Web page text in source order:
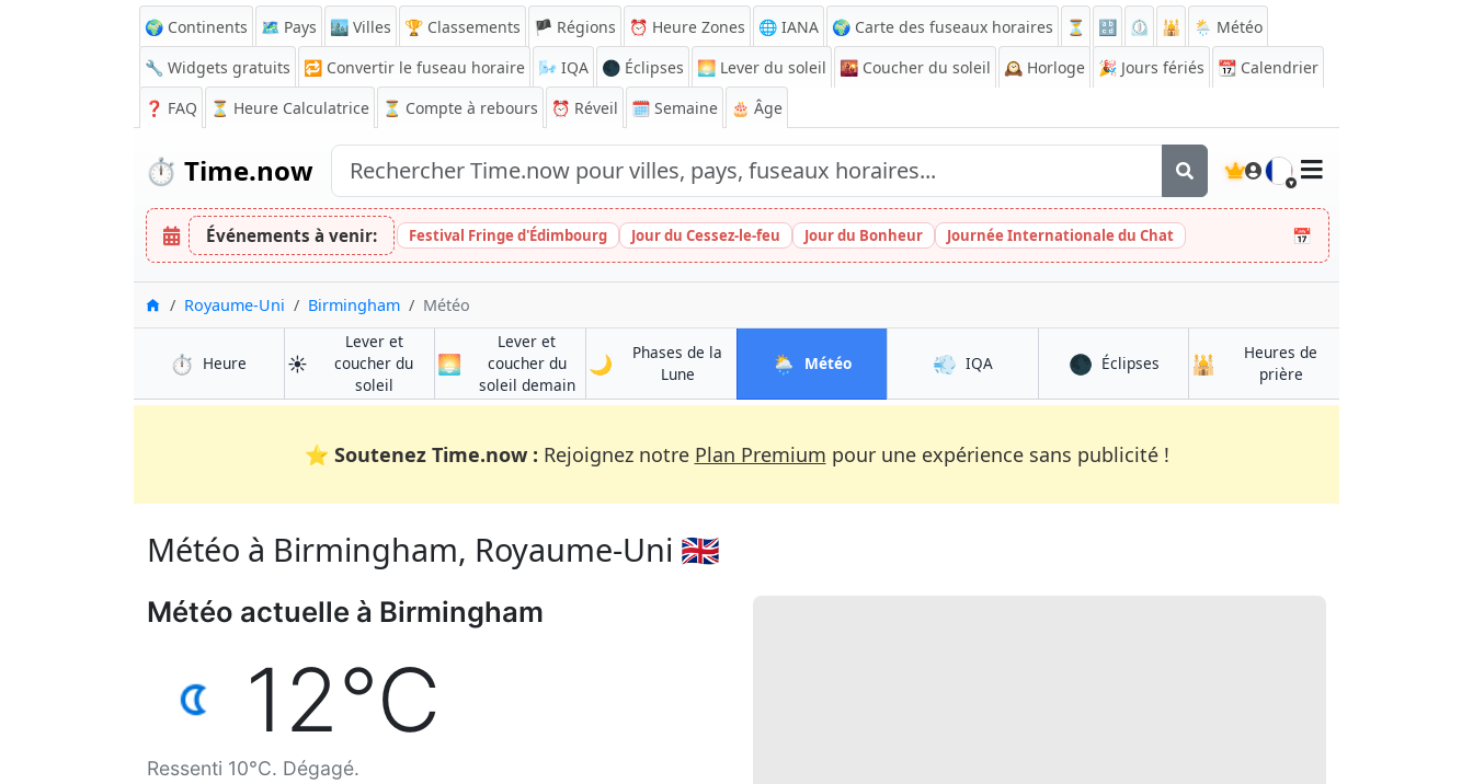
🌍 Continents 🗺️ Pays 🏙️ Villes 🏆 Classements 🏴 Régions ⏰ Heure Zones 🌐 IANA 🌍 Carte des fuseaux horaires ⏳ 🔡 ⏲️ 🕌
🌦️ Météo
🔧 Widgets gratuits
🔁 Convertir le fuseau horaire 🌬️ IQA 🌑 Éclipses 🌅 Lever du soleil 🌇 Coucher du soleil 🕰️ Horloge 🎉 Jours fériés 📆 Calendrier
❓ FAQ ⏳ Heure Calculatrice ⏳ Compte à rebours ⏰ Réveil 🗓️ Semaine 🎂 Âge
⏱️ Time.now 🇫🇷
Événements à venir: Festival Fringe d'Édimbourg Jour du Cessez-le-feu Jour du Bonheur Journée Internationale du Chat 📅
Accueil
Royaume-Uni Birmingham Météo
⏱️ Heure à Birmingham
☀️
Lever et
coucher du
soleilà Birmingham
🌅
Lever et
coucher du
soleil demainà Birmingham
🌙
Phases de la
Luneà Birmingham
🌦️ Météoà Birmingham
💨 IQAà Birmingham
🌑 Éclipsesà Birmingham
🕌
Heures de
prièreà Birmingham
⭐ Soutenez Time.now : Rejoignez notre Plan Premium pour une expérience sans publicité !
Météo à Birmingham, Royaume-Uni 🇬🇧
Météo actuelle à Birmingham
12°C
Ressenti 10°C. Dégagé.